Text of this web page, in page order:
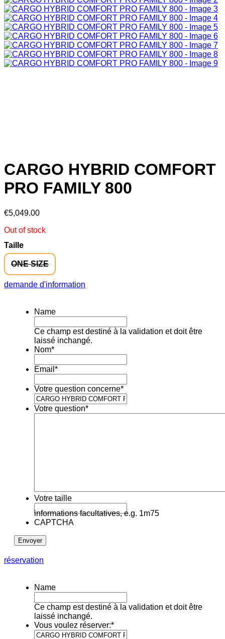
CARGO HYBRID COMFORT
PRO FAMILY 800
€5,049.00
Out of stock
Taille
ONE SIZE
demande d'information
Name
Ce champ est destiné à la validation et doit être
laissé inchangé.
Nom*
Email *
Votre question concerne*
Votre question*
Votre taille
informations facultatives, e.g. 1m75
CAPTCHA
réservation
Name
Ce champ est destiné à la validation et doit être
laissé inchangé.
Vous voulez réserver:*